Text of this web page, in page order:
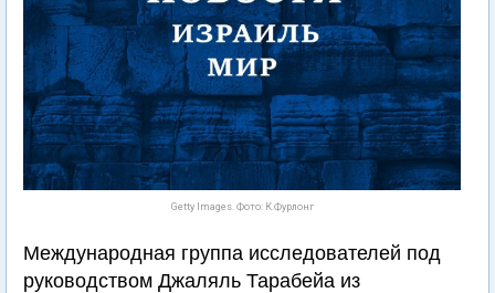
Getty Images. Фото: К.Фурлонг
Международная группа исследователей под
руководством Джаляль Тарабейа из